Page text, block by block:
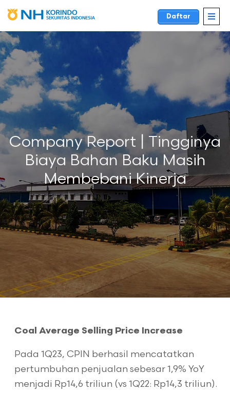
Daftar
Company Report | Tingginya
Biaya Bahan Baku Masih
Membebani Kinerja
Coal Average Selling Price Increase
Pada 1Q23, CPIN berhasil mencatatkan
pertumbuhan penjualan sebesar 1,9% YoY
menjadi Rp14,6 triliun (vs 1Q22: Rp14,3 triliun).